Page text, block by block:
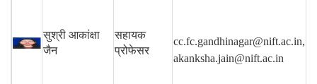
सुश्री आकांक्षा
जैन
सहायक
प्रोफेसर
cc.fc.gandhinagar@nift.ac.in,
akanksha.jain@nift.ac.in